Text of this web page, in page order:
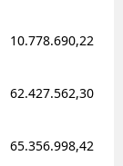
10.778.690,22
62.427.562,30
65.356.998,42